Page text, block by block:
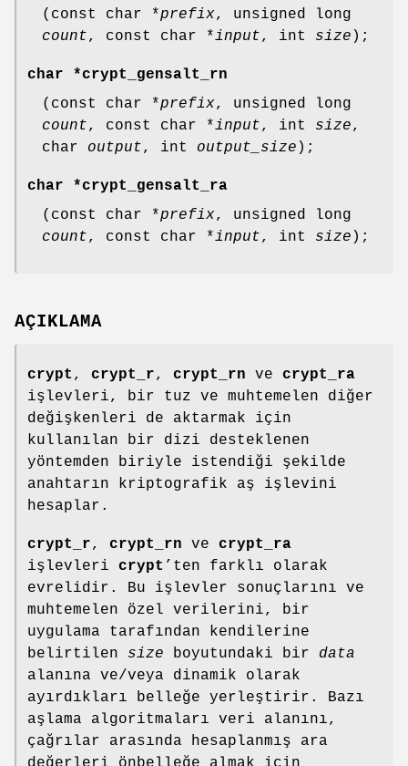
(const char *prefix, unsigned long
count, const char *input, int size );
char *crypt_gensalt_rn
(const char *prefix, unsigned long
count, const char *input, int size,
char output, int output_size );
char *crypt_gensalt_ra
(const char *prefix, unsigned long
count, const char *input, int size );
AÇIKLAMA
crypt , crypt_r, crypt_rn ve crypt_ra
işlevleri, bir tuz ve muhtemelen diğer
değişkenleri de aktarmak için
kullanılan bir dizi desteklenen
yöntemden biriyle istendiği şekilde
anahtarın kriptografik aş işlevini
hesaplar.
crypt_r, crypt_rn ve crypt_ra
işlevleri crypt ’ten farklı olarak
evrelidir. Bu işlevler sonuçlarını ve
muhtemelen özel verilerini, bir
uygulama tarafından kendilerine
belirtilen size boyutundaki bir data
alanına ve/veya dinamik olarak
ayırdıkları belleğe yerleştirir. Bazı
aşlama algoritmaları veri alanını,
çağrılar arasında hesaplanmış ara